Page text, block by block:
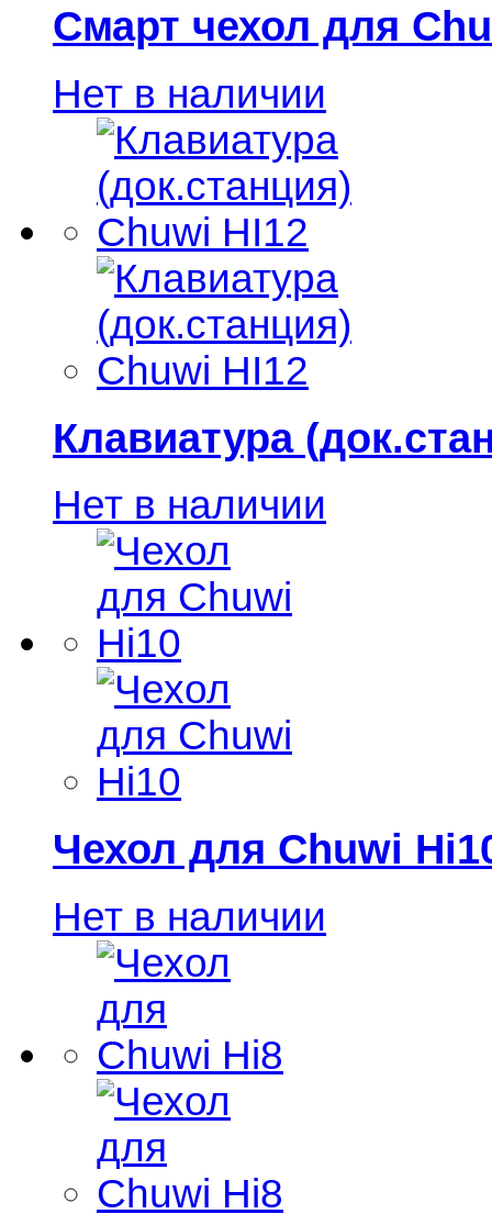
Смарт чехол для
Нет в наличии
Клавиатура
Нет в наличии
Чехол для Chuwi
Нет в наличии